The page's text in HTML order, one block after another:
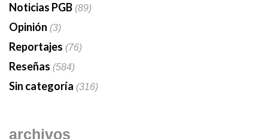
Noticias PGB(89)
Opinión (3)
Reportajes (76)
Reseñas (584)
Sin categoría (316)
archivos